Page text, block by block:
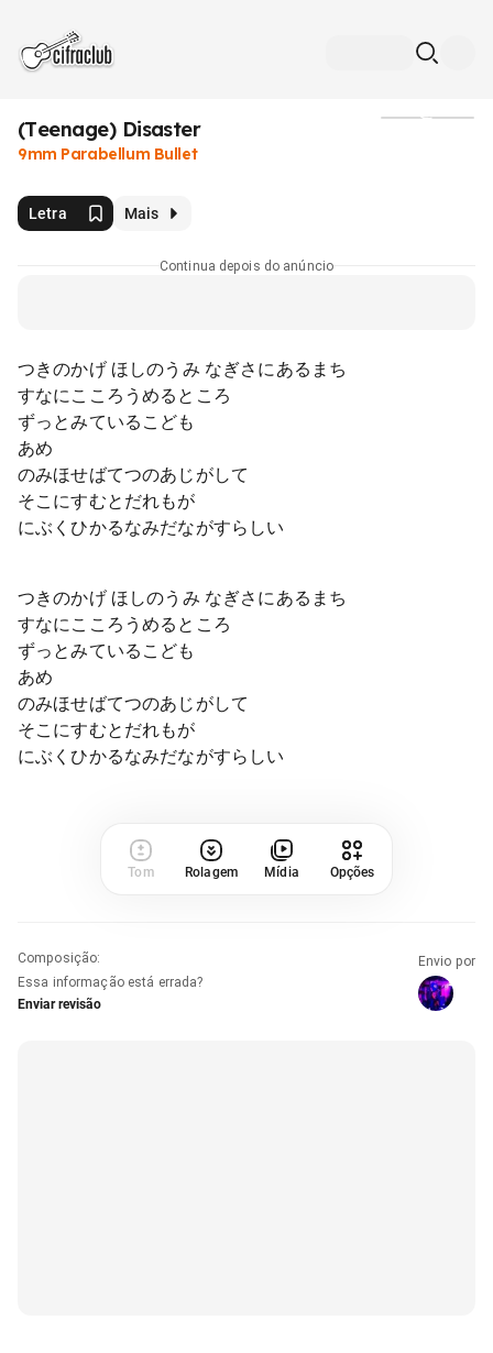
(Teenage) Disaster
9mm Parabellum Bullet
Letra Mais
Continua depois do anúncio
つきのかげ ほしのうみ なぎさにあるまち
すなにこころうめるところ
ずっとみているこども
あめ
のみほせばてつのあじがして
そこにすむとだれもが
にぶくひかるなみだながすらしい
つきのかげ ほしのうみ なぎさにあるまち
すなにこころうめるところ
ずっとみているこども
あめ
のみほせばてつのあじがして
そこにすむとだれもが
にぶくひかるなみだながすらしい
Tom Rolagem Mídia Opções
Composição:
Essa informação está errada?
Enviar revisão
Envio por